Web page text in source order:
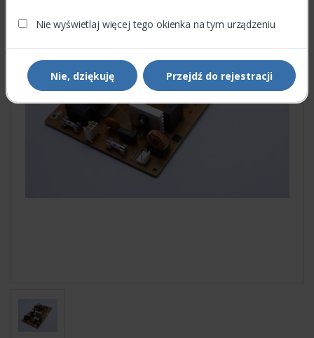
Nie wyświetlaj więcej tego okienka na tym urządzeniu
Nie, dziękuję Przejdź do rejestracji